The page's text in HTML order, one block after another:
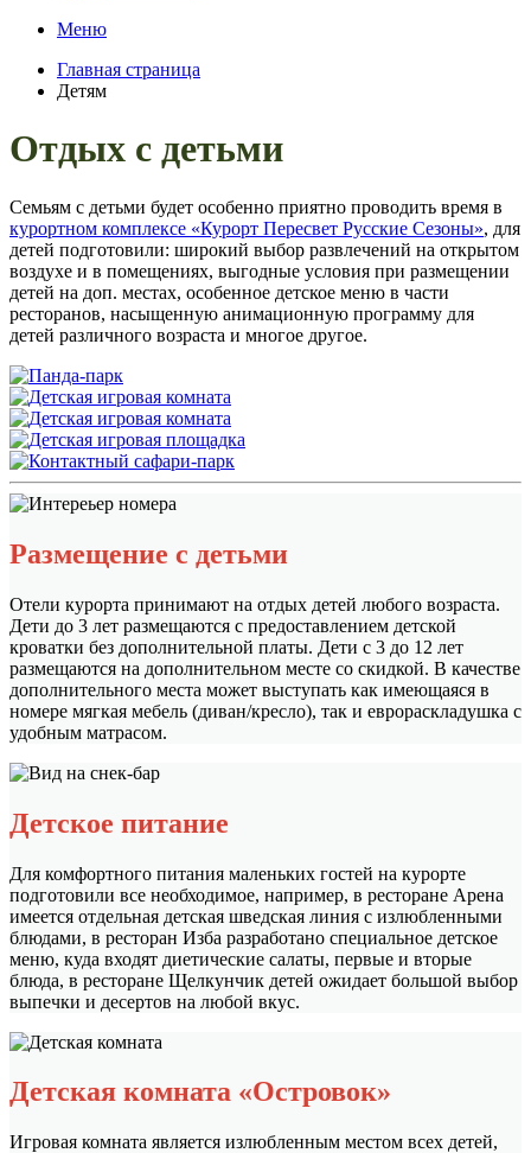
Меню
Главная страница
Детям
Отдых с детьми
Семьям с детьми будет особенно приятно проводить время в
курортном комплексе «Курорт Пересвет Русские Сезоны», для
детей подготовили: широкий выбор развлечений на открытом
воздухе и в помещениях, выгодные условия при размещении
детей на доп. местах, особенное детское меню в части
ресторанов, насыщенную анимационную программу для
детей различного возраста и многое другое.
Размещение с детьми
Отели курорта принимают на отдых детей любого возраста.
Дети до 3 лет размещаются с предоставлением детской
кроватки без дополнительной платы. Дети с 3 до 12 лет
размещаются на дополнительном месте со скидкой. В качестве
дополнительного места может выступать как имеющаяся в
номере мягкая мебель (диван/кресло), так и еврораскладушка с
удобным матрасом.
Детское питание
Для комфортного питания маленьких гостей на курорте
подготовили все необходимое, например, в ресторане Арена
имеется отдельная детская шведская линия с излюбленными
блюдами, в ресторан Изба разработано специальное детское
меню, куда входят диетические салаты, первые и вторые
блюда, в ресторане Щелкунчик детей ожидает большой выбор
выпечки и десертов на любой вкус.
Детская комната «Островок»
Игровая комната является излюбленным местом всех детей,